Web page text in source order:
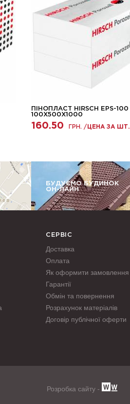
ПІНОПЛАСТ HIRSCH EPS-100
100X500X1000
160.50 ГРН. / ЦЕНА ЗА ШТ.
БУДУЄМО БУДИНОК
ОН-ЛАЙН
СЕРВІС
Доставка
Оплата
Як оформити замовлення
Гарантії
Обмін та повернення
Розрахунок матеріалів
Договір публічної оферти
Розробка сайту -